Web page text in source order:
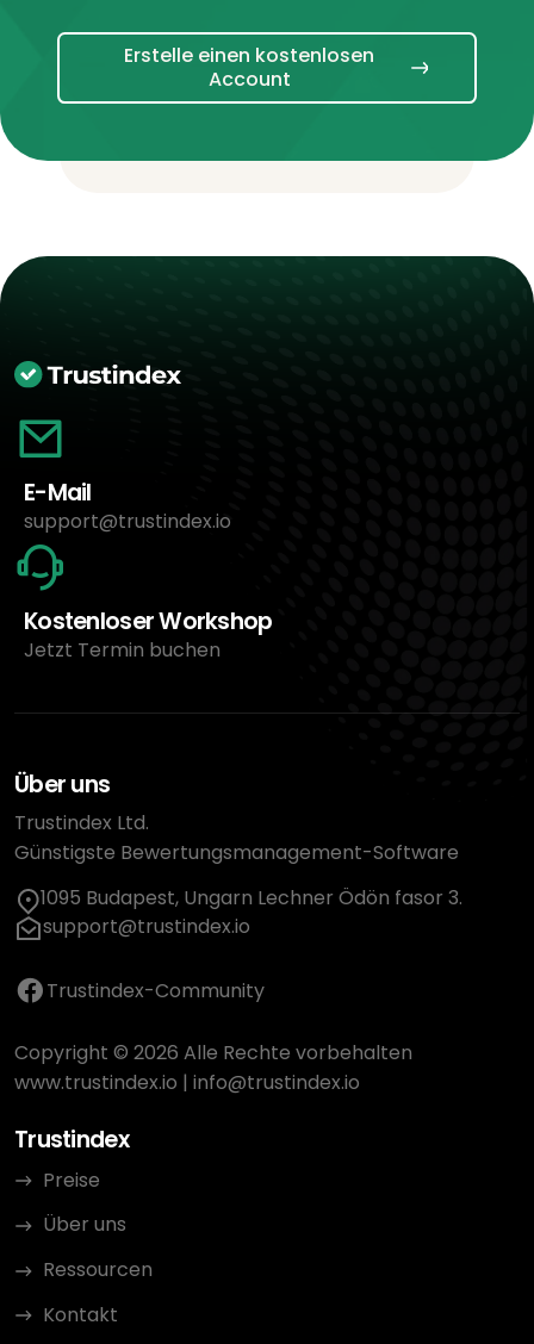
Erstelle einen kostenlosen
Account
E-Mail
support@trustindex.io
Kostenloser Workshop
Jetzt Termin buchen
Über uns
Trustindex Ltd.
Günstigste Bewertungsmanagement-Software
1095 Budapest, Ungarn Lechner Ödön fasor 3.
support@trustindex.io
Trustindex-Community
Copyright © 2026 Alle Rechte vorbehalten
www.trustindex.io | info@trustindex.io
Trustindex
Preise
Über uns
Ressourcen
Kontakt